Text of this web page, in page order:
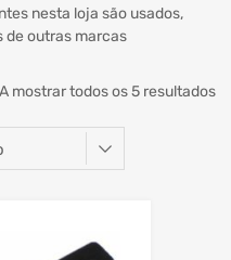
nesta loja são usados,
de outras marcas
A mostrar todos os 5 resultados